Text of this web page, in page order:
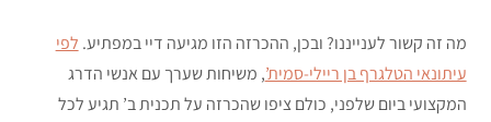
מה זה קשור לענייננו? ובכן, ההכרזה הזו מגיעה דיי במפתיע. לפי
עיתונאי הטלגרף בן ריילי-סמית’, משיחות שערך עם אנשי הדרג
המקצועי ביום שלפני, כולם ציפו שהכרזה על תכנית ב’ תגיע לכל